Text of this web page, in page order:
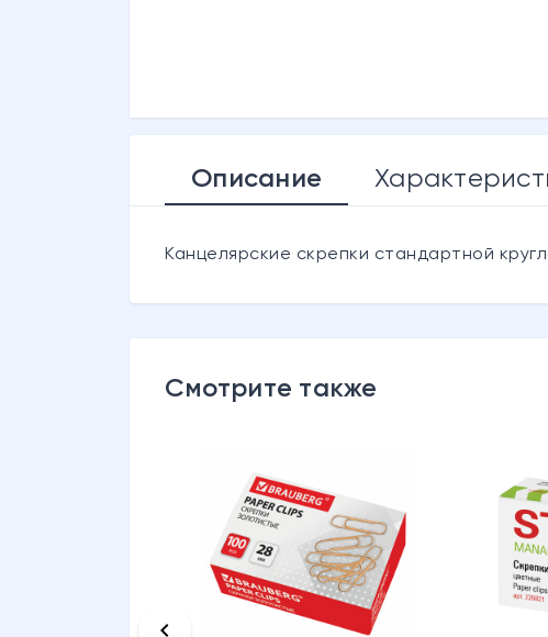
Описание
Канцелярские скрепки стандартной
Смотрите также
keyboard_arrow_left